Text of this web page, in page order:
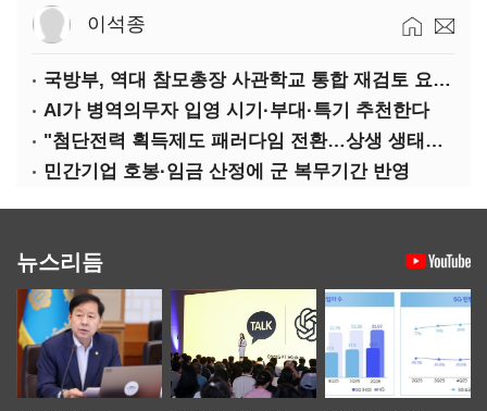
이석종
국방부, 역대 참모총장 사관학교 통합 재검토 요구에 "다양한 의견 수렴해 합리적 시스템 만들 것"
AI가 병역의무자 입영 시기·부대·특기 추천한다
"첨단전력 획득제도 패러다임 전환…상생 생태계 조성해 대체불가 K-방산 도약"
민간기업 호봉·임금 산정에 군 복무기간 반영
뉴스리듬